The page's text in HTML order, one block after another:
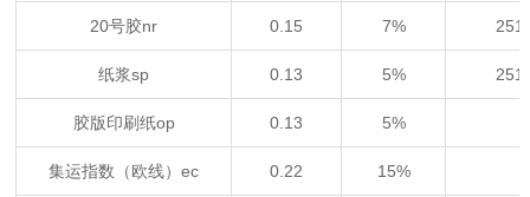
20号胶nr 0.15 7%
纸浆sp 0.13 5%
胶版印刷纸op 0.13 5%
集运指数（欧线）ec 0.22 15%